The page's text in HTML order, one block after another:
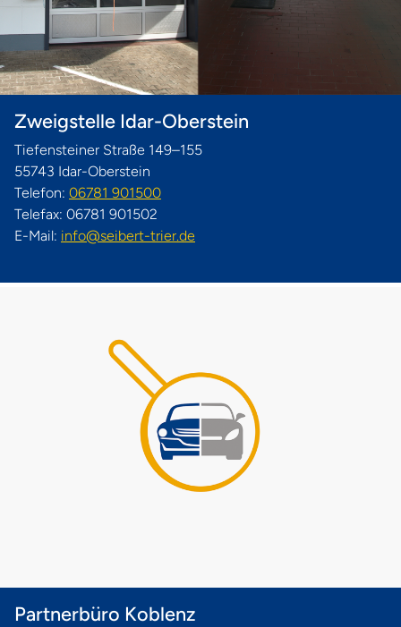
Zweigstelle Idar-Oberstein
Tiefensteiner Straße 149–155
55743 Idar-Oberstein
Telefon: 06781 901500
Telefax: 06781 901502
E-Mail: info@seibert-trier.de
Partnerbüro Koblenz